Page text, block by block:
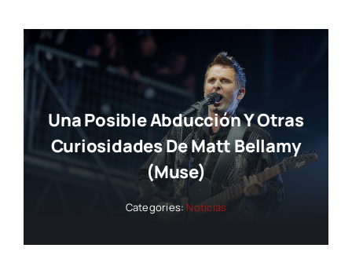
Una Posible Abducción Y Otras
Curiosidades De Matt Bellamy
(Muse)
Categories: Noticias